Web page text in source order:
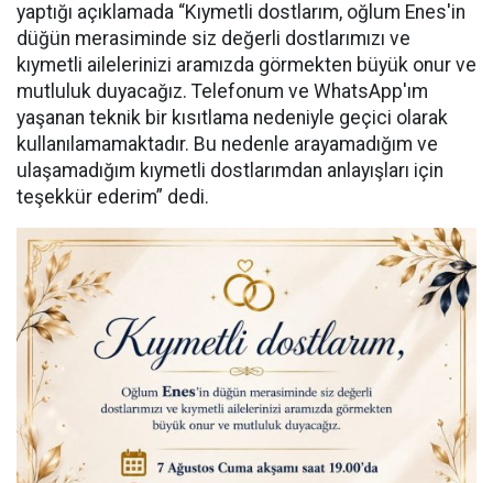
yaptığı açıklamada “Kıymetli dostlarım, oğlum Enes'in
düğün merasiminde siz değerli dostlarımızı ve
kıymetli ailelerinizi aramızda görmekten büyük onur ve
mutluluk duyacağız. Telefonum ve WhatsApp'ım
yaşanan teknik bir kısıtlama nedeniyle geçici olarak
kullanılamamaktadır. Bu nedenle arayamadığım ve
ulaşamadığım kıymetli dostlarımdan anlayışları için
teşekkür ederim” dedi.